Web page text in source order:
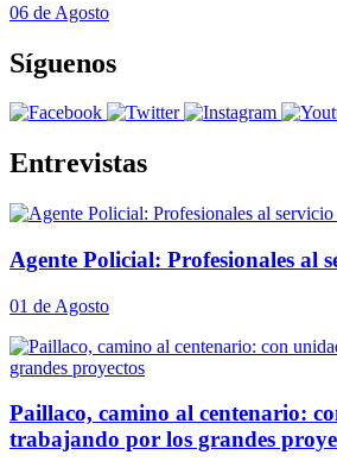
06 de Agosto
Síguenos
Entrevistas
Agente Policial: Profesionales al
01 de Agosto
Paillaco, camino al centenario:
trabajando por los grandes